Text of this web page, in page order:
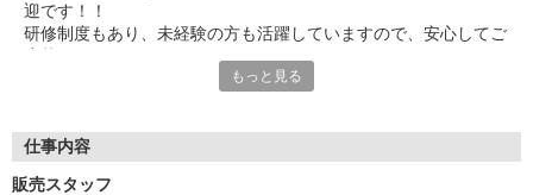
迎です！！
研修制度もあり、未経験の方も活躍していますので、安心してご
ファッションや接客に興味のある方は是非見学だけでもお越しく
もっと見る
仕事内容
販売スタッフ